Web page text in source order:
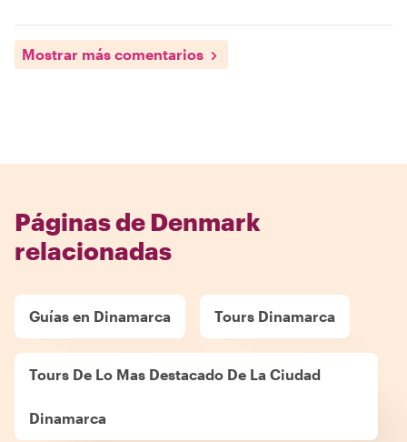
Mostrar más comentarios
Páginas de Denmark
relacionadas
Guías en Dinamarca Tours Dinamarca
Tours De Lo Mas Destacado De La Ciudad
Dinamarca